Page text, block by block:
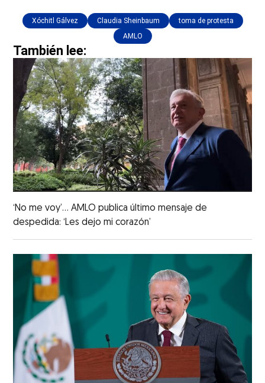
Xóchitl Gálvez Claudia Sheinbaum
toma de protesta
AMLO
También lee:
‘No me voy’... AMLO publica último mensaje de
despedida: ‘Les dejo mi corazón’